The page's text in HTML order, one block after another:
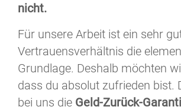
nicht.
Für unsere Arbeit ist ein sehr
Vertrauensverhältnis die
Grundlage. Deshalb möchten
dass du absolut zufrieden bist.
bei uns die Geld-Zurück-